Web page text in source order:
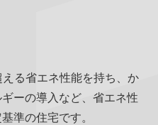
る省エネ性能を持ち、か
ーの導入など、省エネ性
準の住宅です。